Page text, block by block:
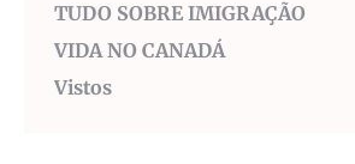
TUDO SOBRE IMIGRAÇÃO
VIDA NO CANADÁ
Vistos